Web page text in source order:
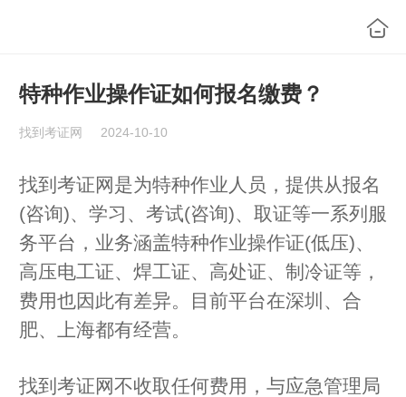
特种作业操作证如何报名缴费？
找到考证网 2024-10-10
找到考证网是为特种作业人员，提供从报名
(咨询)、学习、考试(咨询)、取证等一系列服
务平台，业务涵盖特种作业操作证(低压)、
高压电工证、焊工证、高处证、制冷证等，
费用也因此有差异。目前平台在深圳、合
肥、上海都有经营。
找到考证网不收取任何费用，与应急管理局